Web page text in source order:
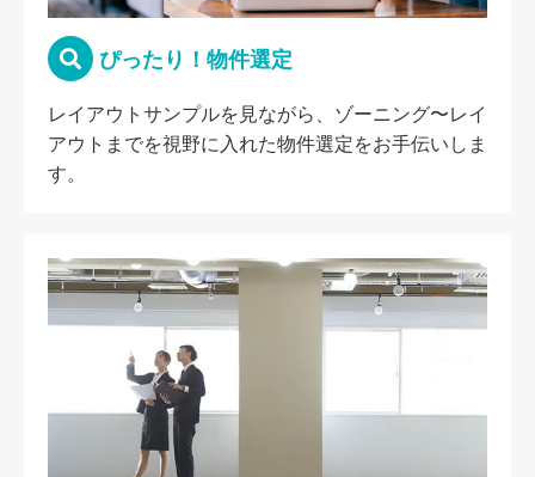
ぴったり！物件選定
レイアウトサンプルを見ながら、ゾーニング〜レイ
アウトまでを視野に入れた物件選定をお手伝いしま
す。